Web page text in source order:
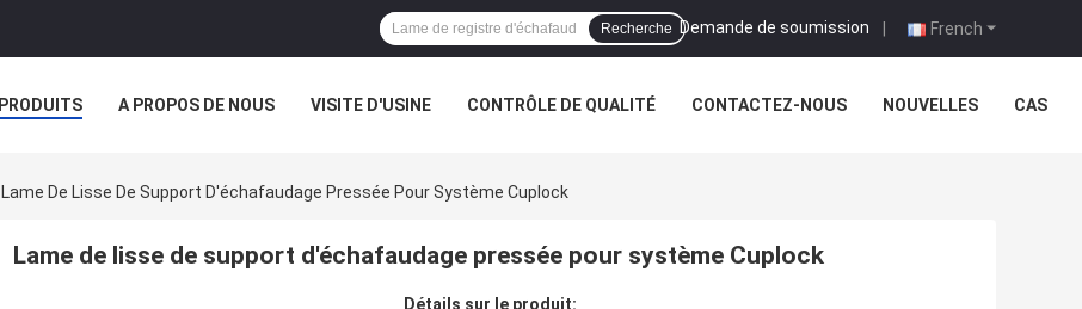
French
Demande de soumission |
Recherche
PRODUITS A PROPOS DE NOUS VISITE D'USINE CONTRÔLE DE QUALITÉ CONTACTEZ-NOUS NOUVELLES CAS
Lame De Lisse De Support D'échafaudage Pressée Pour Système Cuplock
Lame de lisse de support d'échafaudage pressée pour système Cuplock
Détails sur le produit: